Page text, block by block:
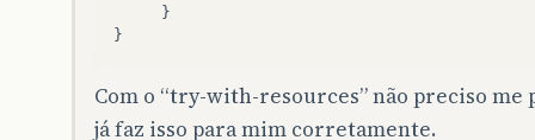
}
}
Com o “try-with-resources” não preciso
já faz isso para mim corretamente.